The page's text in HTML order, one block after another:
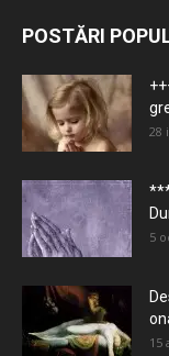
POSTĂRI
28
5
15